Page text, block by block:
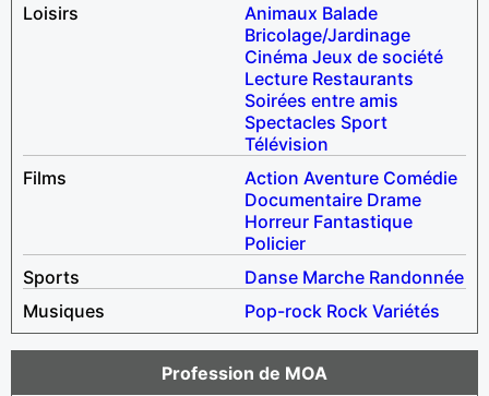
Loisirs
Animaux Balade
Bricolage/Jardinage
Cinéma Jeux de société
Lecture Restaurants
Soirées entre amis
Spectacles Sport
Télévision
Films
Action Aventure Comédie
Documentaire Drame
Horreur Fantastique
Policier
Sports
Danse Marche Randonnée
Musiques
Pop-rock Rock Variétés
Profession de MOA